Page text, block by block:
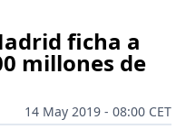
ficha a
millones de
14 May 2019 - 08:00 CET